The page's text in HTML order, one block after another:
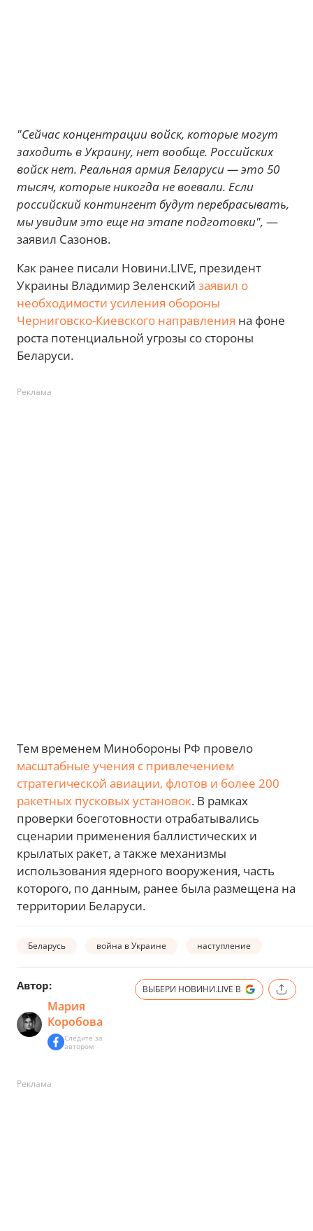
"Сейчас концентрации войск, которые могут
заходить в Украину, нет вообще. Российских
войск нет. Реальная армия Беларуси — это 50
тысяч, которые никогда не воевали. Если
российский контингент будут перебрасывать,
мы увидим это еще на этапе подготовки", —
заявил Сазонов.
Как ранее писали Новини.LIVE, президент
Украины Владимир Зеленский заявил о
необходимости усиления обороны
Черниговско-Киевского направления на фоне
роста потенциальной угрозы со стороны
Беларуси.
Реклама
Тем временем Минобороны РФ провело
масштабные учения с привлечением
стратегической авиации, флотов и более 200
ракетных пусковых установок. В рамках
проверки боеготовности отрабатывались
сценарии применения баллистических и
крылатых ракет, а также механизмы
использования ядерного вооружения, часть
которого, по данным, ранее была размещена на
территории Беларуси.
Беларусь война в Украине наступление
Автор:
Мария
Коробова
Следите за
автором
ВЫБЕРИ НОВИНИ.LIVE В
Реклама